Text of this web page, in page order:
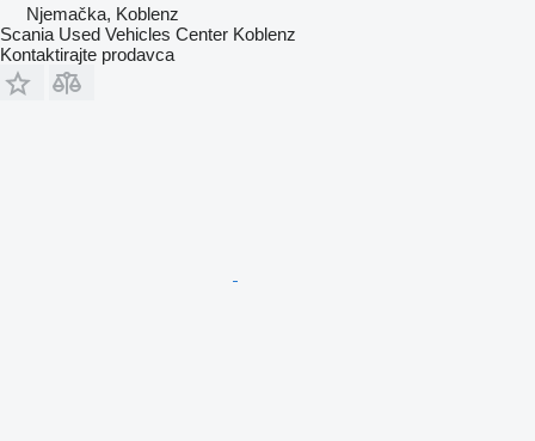
Njemačka, Koblenz
Scania Used Vehicles Center Koblenz
Kontaktirajte prodavca